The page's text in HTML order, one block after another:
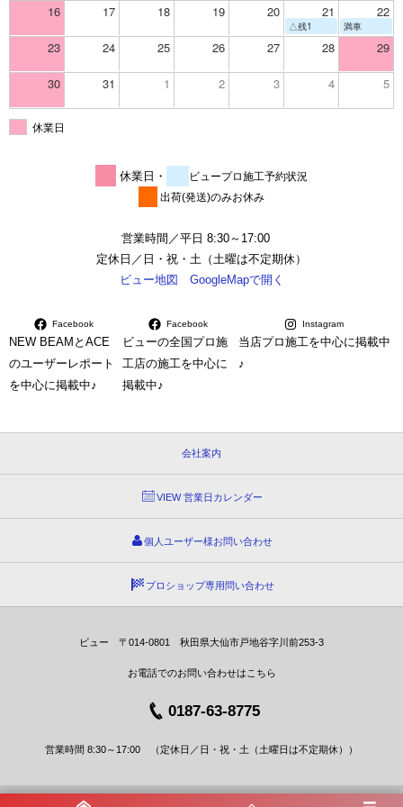
16 17 18 19 20 21 22
△残1 満車
23 24 25 26 27 28 29
30 31 1 2 3 4 5
休業日
休業日・
ビュープロ施工予約状況
出荷(発送)のみお休み
営業時間／平日 8:30～17:00
定休日／日・祝・土（土曜は不定期休）
ビュー地図 GoogleMapで開く
Facebook
NEW BEAMとACE
のユーザーレポート
を中心に掲載中♪
Facebook
ビューの全国プロ施
工店の施工を中心に
掲載中♪
Instagram
当店プロ施工を中心に掲載中
♪
会社案内
VIEW 営業日カレンダー
個人ユーザー様お問い合わせ
プロショップ専用問い合わせ
ビュー 〒014-0801 秋田県大仙市戸地谷字川前253-3
お電話でのお問い合わせはこちら
0187-63-8775
営業時間 8:30～17:00 （定休日／日・祝・土（土曜日は不定期休））